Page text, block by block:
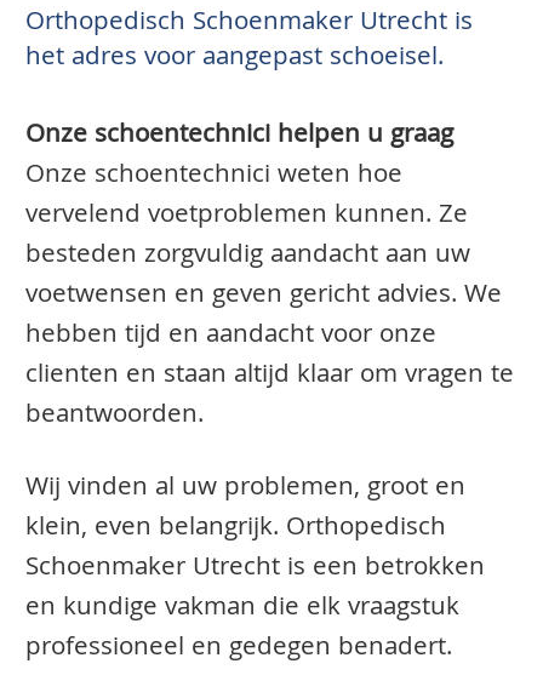
Orthopedisch Schoenmaker Utrecht is
het adres voor aangepast schoeisel.
Onze schoentechnici helpen u graag
Onze schoentechnici weten hoe
vervelend voetproblemen kunnen. Ze
besteden zorgvuldig aandacht aan uw
voetwensen en geven gericht advies. We
hebben tijd en aandacht voor onze
clienten en staan altijd klaar om vragen te
beantwoorden.
Wij vinden al uw problemen, groot en
klein, even belangrijk. Orthopedisch
Schoenmaker Utrecht is een betrokken
en kundige vakman die elk vraagstuk
professioneel en gedegen benadert.